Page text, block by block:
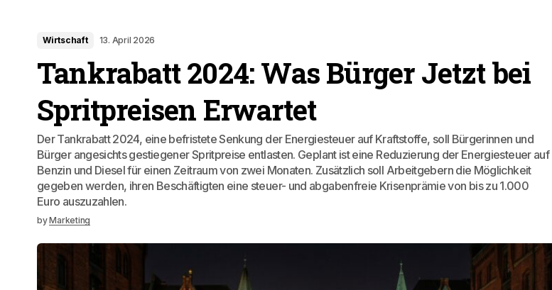
Wirtschaft 13. April 2026
Tankrabatt 2024: Was Bürger Jetzt bei
Spritpreisen Erwartet
Der Tankrabatt 2024, eine befristete Senkung der Energiesteuer auf Kraftstoffe, soll Bürgerinnen und
Bürger angesichts gestiegener Spritpreise entlasten. Geplant ist eine Reduzierung der Energiesteuer auf
Benzin und Diesel für einen Zeitraum von zwei Monaten. Zusätzlich soll Arbeitgebern die Möglichkeit
gegeben werden, ihren Beschäftigten eine steuer- und abgabenfreie Krisenprämie von bis zu 1.000
Euro auszuzahlen.
byMarketing